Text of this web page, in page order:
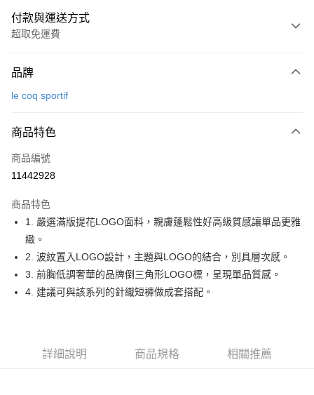
付款與運送方式
超取免運費
信用卡一次付款
LINE Pay
Apple Pay
悠遊付
大哥付你分期
相關說明
【大哥付你分期使用說明】
1.本服務由台灣大哥大提供，台灣大哥大用戶可立即使用無須另外申請。
2.付款方式選擇「大哥付你分期」，訂單成立後會自動跳轉到大哥付的交易
消。如遇「轉專審核」未通過狀況，表示未達大哥付你分期系統評分，恕無
AFTEE先享後付
相關說明
１．簡單：不需註冊會員、不需綁卡、不需儲值。
運送方式
品牌
le coq sportif
商品特色
商品編號
11442928
商品特色
1. 嚴選滿版提花LOGO面料，親膚蓬鬆性好高級質感讓單品更雅
緻。
2. 波紋置入LOGO設計，主題與LOGO的結合，別具層次感。
3. 前胸低調奢華的品牌倒三角形LOGO標，呈現單品質感。
4. 建議可與該系列的針織短褲做成套搭配。
詳細說明 商品規格 相關推薦